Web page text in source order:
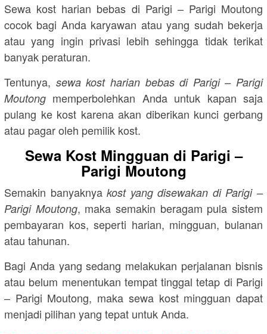
Sewa kost harian bebas di Parigi – Parigi Moutong
cocok bagi Anda karyawan atau yang sudah bekerja
atau yang ingin privasi lebih sehingga tidak terikat
banyak peraturan.
Tentunya, sewa kost harian bebas di Parigi – Parigi
Moutong memperbolehkan Anda untuk kapan saja
pulang ke kost karena akan diberikan kunci gerbang
atau pagar oleh pemilik kost.
Sewa Kost Mingguan di Parigi –
Parigi Moutong
Semakin banyaknyakost yang disewakan di Parigi –
Parigi Moutong, maka semakin beragam pula sistem
pembayaran kos, seperti harian, mingguan, bulanan
atau tahunan.
Bagi Anda yang sedang melakukan perjalanan bisnis
atau belum menentukan tempat tinggal tetap di Parigi
– Parigi Moutong, maka sewa kost mingguan dapat
menjadi pilihan yang tepat untuk Anda.